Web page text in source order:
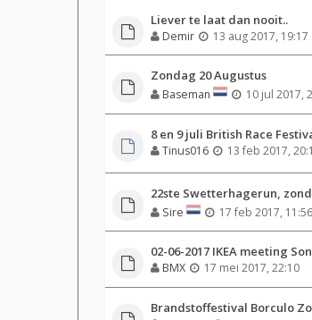
Liever te laat dan nooit..
Demir 13 aug 2017, 19:17
Zondag 20 Augustus
Baseman 10 jul 2017,
8 en 9 juli British Race
Tinus016 13 feb 2017,
22ste Swetterhagerun,
Sire 17 feb 2017, 11:56
02-06-2017 IKEA meeting
BMX 17 mei 2017, 22:10
Brandstoffestival Borculo